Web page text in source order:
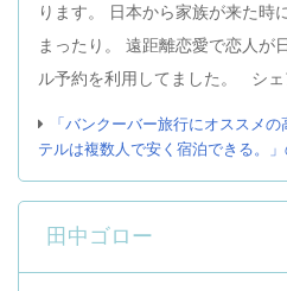
ります。 日本から家族が来た時
まったり。 遠距離恋愛で恋人が
ル予約を利用してました。 シ
「バンクーバー旅行にオススメ
テルは複数人で安く宿泊できる。
田中ゴロー